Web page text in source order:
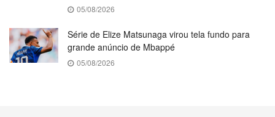
05/08/2026
Série de Elize Matsunaga virou tela fundo para
grande anúncio de Mbappé
05/08/2026